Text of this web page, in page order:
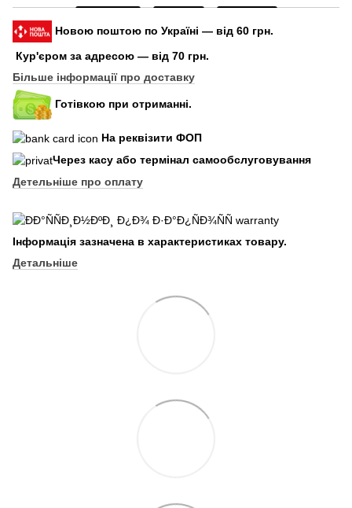
Новою поштою по Україні — від 60 грн.
Кур'єром за адресою — від 70 грн.
Більше інформації про доставку
Готівкою при отриманні.
На реквізити ФОП
Через касу або термінал самообслуговування
Детельніше про оплату
Інформація зазначена в характеристиках товару.
Детальніше